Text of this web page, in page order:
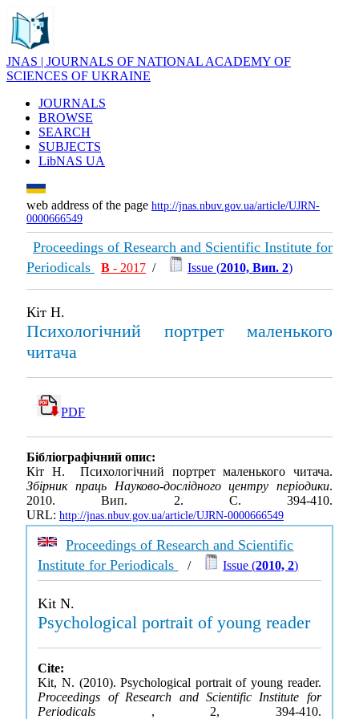
JNAS | JOURNALS OF NATIONAL ACADEMY OF
SCIENCES OF UKRAINE
JOURNALS
BROWSE
SEARCH
SUBJECTS
LibNAS UA
web address of the page http://jnas.nbuv.gov.ua/article/UJRN-
0000666549
Proceedings of Research and Scientific Institute for
Periodicals
В - 2017 / Issue (2010, Вип. 2)
Кіт Н.
Психологічний портрет маленького
читача
PDF
Бібліографічний опис:
Кіт Н. Психологічний портрет маленького читача.
Збірник праць Науково-дослідного центру періодики.
2010. Вип. 2. С. 394-410.
URL: http://jnas.nbuv.gov.ua/article/UJRN-0000666549
Proceedings of Research and Scientific
Institute for Periodicals
/ Issue (2010, 2)
Kit N.
Psychological portrait of young reader
Cite:
Kit, N. (2010). Psychological portrait of young reader.
Proceedings of Research and Scientific Institute for
Periodicals , 2, 394-410.